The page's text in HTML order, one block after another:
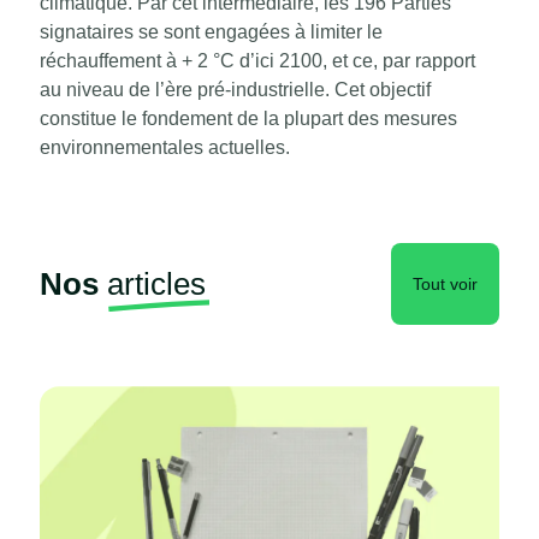
signataires se sont engagées à limiter le
réchauffement à + 2 °C d’ici 2100, et ce, par rapport
au niveau de l’ère pré-industrielle. Cet objectif
constitue le fondement de la plupart des mesures
environnementales actuelles.
Nos articles Tout voir